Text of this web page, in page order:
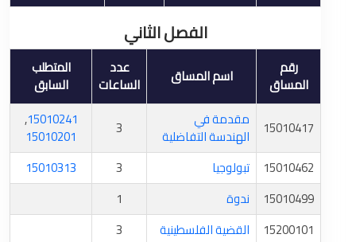
الفصل الثاني
رقم
المساق اسم المساق عدد
الساعات
المتطلب
السابق
15010417
مقدمة في
الهندسة التفاضلية 3
15010241
,
15010201
15010462
تبولوجيا 3
15010313
15010499
ندوة
1
15200101
القضية الفلسطينية
3